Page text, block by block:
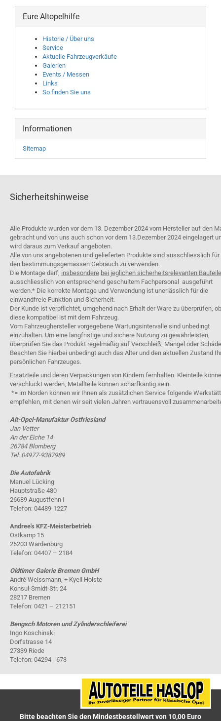
Eure Altopelhilfe
Historie / Über uns
Service
Aktuelle Fahrzeugverkäufe
Galerien
Events / Messen
Links
So finden Sie uns
Informationen
Sitemap
Sicherheitshinweise
Alle Produkte wurden vor dem 13. Dezember 2024 vom Hersteller auf den
gebracht und von uns auch schon vor dem 13.Dezember 2024 eingelagert
wird daraus zum Verkauf angeboten.
Alle von uns angebotenen und gelieferten Produkte sind ausschliesslich für
den bestimmungsgemässen Gebrauch zu verwenden.
Die Montage darf, insbesondere bei jeglichen sicherheitsrelevanten
ausschliesslich von entsprechend geschultem Fachpersonal ausgeführt
werden.* Die korrekte Montage und Verwendung ist unerlässlich für die
einwandfreie Funktion und Sicherheit.
Der Kunde ist verpflichtet, umgehend nach Erhalt der Ware zu überprüfen, ob
diese kompatibel ist mit dem Fahrzeug.
Vom Fahrzeughersteller vorgegebene Wartungsintervalle sind unbedingt
einzuhalten. Um eine langfristige und sichere Nutzung zu gewährleisten,
überprüfen Sie das Produkt regelmäßig auf Verschleiß, Mängel oder
Beachten Sie hierbei unbedingt auch das Alter und den aktuellen Zustand
persönlichen Fahrzeuges.
Ersatzteile und deren Verpackungen von Kindern fernhalten. Kleinteile
verschluckt werden, Metallteile können scharfkantig sein.
*= im Norden können wir Ihnen als zusätzlichen Service folgende
empfehlen, mit denen wir seit vielen Jahren vertrauensvoll
Alt-Opel-Manufaktur Ostfriesland
Jan Vetter
An der Eiche 14
26784 Blomberg
Tel: 04977-9387989
Die Autofabrik
Manuel Lücking
Hauptstraße 480
26689 Augustfehn I
Telefon: 04489-1227
Andree's KFZ-Meisterbetrieb
Ostkamp 15
26203 Wardenburg
Telefon: 04407 – 2184
Oldtimer Galerie Bremen GmbH
André Weissmann, + Kyell Holste
Konsul-Smidt-Str. 24
28217 Bremen
Telefon: 0421 – 212151
Bengsch Motoren und Zylinderschleiferei
Ingo Koschinski
Dorfstrasse 14
27339 Riede
Telefon: 04294 - 673
Bitte beachten Sie den Mindestbestellwert von 10,00 Euro